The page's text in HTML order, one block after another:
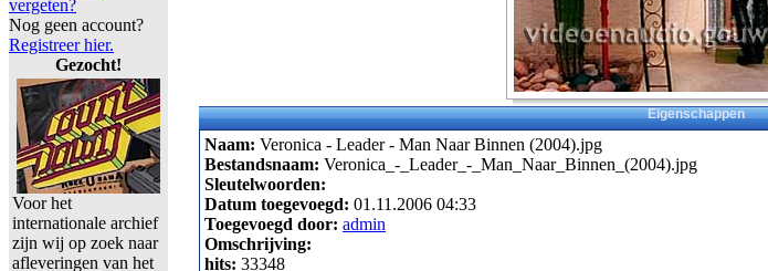
vergeten?
Nog geen account?
Registreer hier.
Gezocht!
Voor het
internationale archief
zijn wij op zoek naar
afleveringen van het
Eigenschappen
Naam: Veronica - Leader - Man Naar Binnen (2004).jpg
Bestandsnaam: Veronica_-_Leader_-_Man_Naar_Binnen_(2004).jpg
Sleutelwoorden:
Datum toegevoegd: 01.11.2006 04:33
Toegevoegd door: admin
Omschrijving:
hits: 33348